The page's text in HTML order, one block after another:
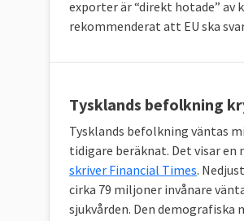
exporter är “direkt hotade” av
rekommenderat att EU ska
Tysklands befolkning
Tysklands befolkning väntas
tidigare beräknat. Det visar en
skriver Financial Times.
cirka 79 miljoner invånare
sjukvården. Den demografiska